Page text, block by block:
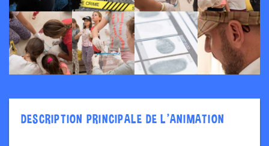
DESCRIPTION PRINCIPALE DE L'ANIMATION